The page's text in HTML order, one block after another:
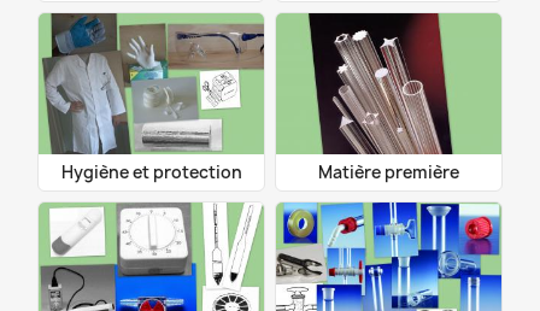
Hygiène et protection Matière première